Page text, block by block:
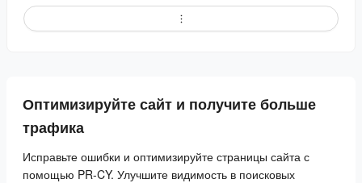
Оптимизируйте сайт и получите больше
трафика
Исправьте ошибки и оптимизируйте страницы сайта с
помощью PR-CY. Улучшите видимость в поисковых